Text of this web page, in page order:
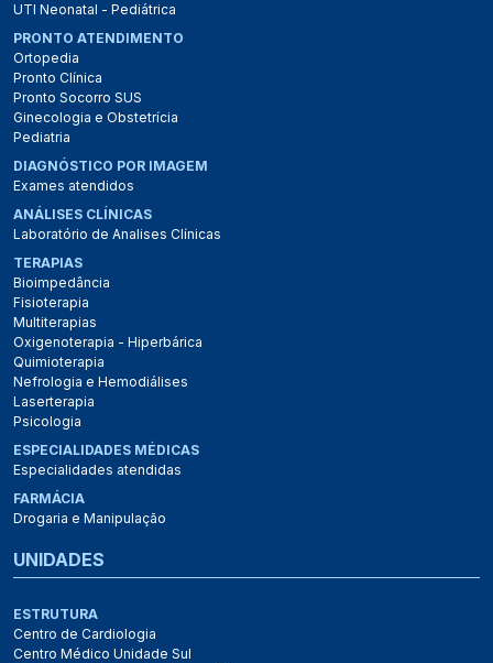
UTI Neonatal - Pediátrica
PRONTO ATENDIMENTO
Ortopedia
Pronto Clínica
Pronto Socorro SUS
Ginecologia e Obstetrícia
Pediatria
DIAGNÓSTICO POR IMAGEM
Exames atendidos
ANÁLISES CLÍNICAS
Laboratório de Analises Clínicas
TERAPIAS
Bioimpedância
Fisioterapia
Multiterapias
Oxigenoterapia - Hiperbárica
Quimioterapia
Nefrologia e Hemodiálises
Laserterapia
Psicologia
ESPECIALIDADES MÉDICAS
Especialidades atendidas
FARMÁCIA
Drogaria e Manipulação
UNIDADES
ESTRUTURA
Centro de Cardiologia
Centro Médico Unidade Sul